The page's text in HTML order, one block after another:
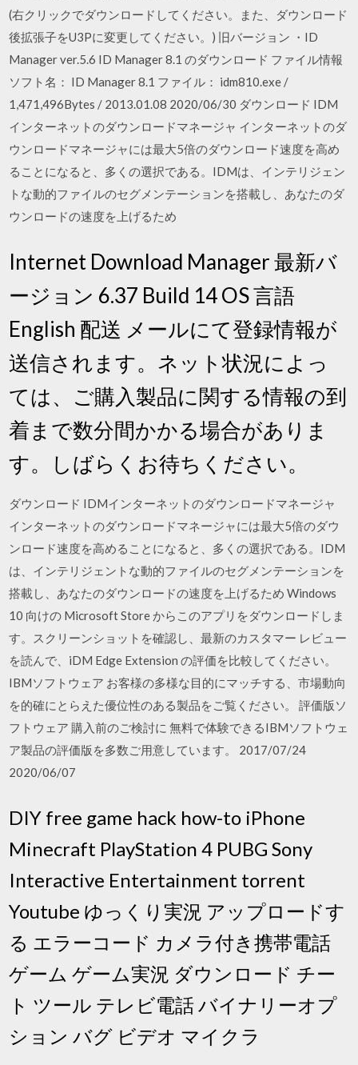
(右クリックでダウンロードしてください。また、ダウンロード
後拡張子をU3Pに変更してください。) 旧バージョン ・ID
Manager ver.5.6 ID Manager 8.1 のダウンロード ファイル情報
ソフト名： ID Manager 8.1 ファイル： idm810.exe /
1,471,496Bytes / 2013.01.08 2020/06/30 ダウンロード IDM
インターネットのダウンロードマネージャ インターネットのダ
ウンロードマネージャには最大5倍のダウンロード速度を高め
ることになると、多くの選択である。IDMは、インテリジェン
トな動的ファイルのセグメンテーションを搭載し、あなたのダ
ウンロードの速度を上げるため
Internet Download Manager 最新バ
ージョン 6.37 Build 14 OS 言語
English 配送 メールにて登録情報が
送信されます。ネット状況によっ
ては、ご購入製品に関する情報の到
着まで数分間かかる場合がありま
す。しばらくお待ちください。
ダウンロード IDMインターネットのダウンロードマネージャ
インターネットのダウンロードマネージャには最大5倍のダウ
ンロード速度を高めることになると、多くの選択である。IDM
は、インテリジェントな動的ファイルのセグメンテーションを
搭載し、あなたのダウンロードの速度を上げるため Windows
10 向けの Microsoft Store からこのアプリをダウンロードしま
す。スクリーンショットを確認し、最新のカスタマー レビュー
を読んで、iDM Edge Extension の評価を比較してください。
IBMソフトウェア お客様の多様な目的にマッチする、市場動向
を的確にとらえた優位性のある製品をご覧ください。 評価版ソ
フトウェア 購入前のご検討に 無料で体験できるIBMソフトウェ
ア製品の評価版を多数ご用意しています。 2017/07/24
2020/06/07
DIY free game hack how-to iPhone
Minecraft PlayStation 4 PUBG Sony
Interactive Entertainment torrent
Youtube ゆっくり実況 アップロードす
る エラーコード カメラ付き携帯電話
ゲーム ゲーム実況 ダウンロード チー
ト ツール テレビ電話 バイナリーオプ
ション バグ ビデオ マイクラ